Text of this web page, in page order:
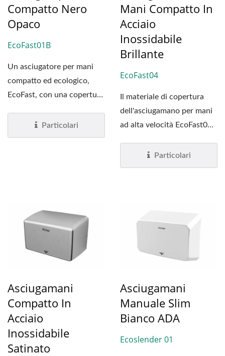
Compatto Nero
Opaco
EcoFast01B
Un asciugatore per mani
compatto ed ecologico,
EcoFast, con una copertura
Particolari
Mani Compatto In
Acciaio
Inossidabile
Brillante
EcoFast04
Il materiale di copertura
dell'asciugamano per mani
ad alta velocità EcoFast04
Particolari
Asciugamani
Compatto In
Acciaio
Inossidabile
Satinato
Asciugamani
Manuale Slim
Bianco ADA
Ecoslender 01